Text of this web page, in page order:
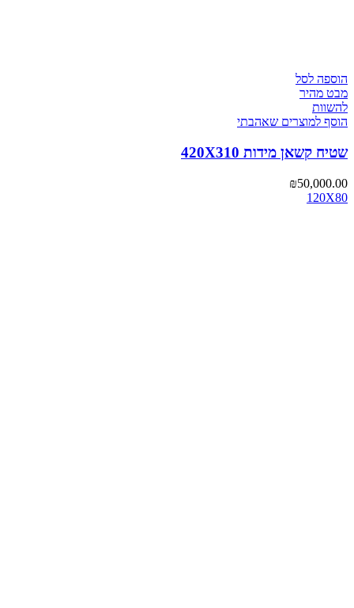
הוספה לסל
מבט מהיר
להשוות
הוסף למוצרים שאהבתי
שטיח קשאן מידות 420X310
₪50,000.00
120X80